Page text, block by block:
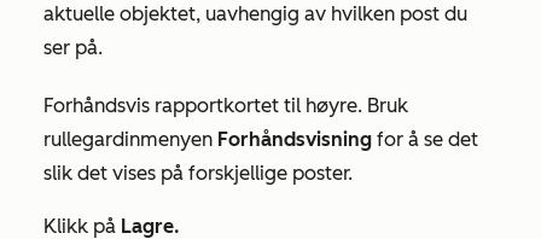
aktuelle objektet, uavhengig av hvilken post du
ser på.
Forhåndsvis rapportkortet til høyre. Bruk
rullegardinmenyen Forhåndsvisning for å se det
slik det vises på forskjellige poster.
Klikk på Lagre.